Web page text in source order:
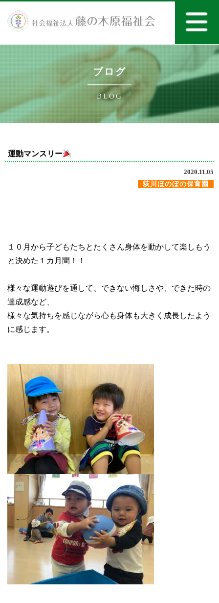
ブログ
BLOG
運動マンスリー
2020.11.05
荻川ほのぼの保育園
１０月から子どもたちとたくさん身体を動かして楽しもう
と決めた１カ月間！！
様々な運動遊びを通して、できない悔しさや、できた時の
達成感など、
様々な気持ちを感じながら心も身体も大きく成長したよう
に感じます。